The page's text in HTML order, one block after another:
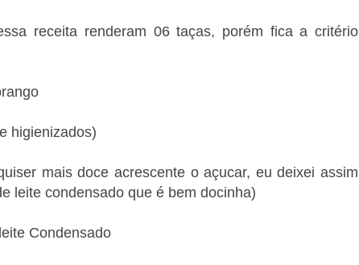
receita renderam 06 taças, porém fica a critério
higienizados)
mais doce acrescente o açucar, eu deixei assim
leite condensado que é bem docinha)
Condensado